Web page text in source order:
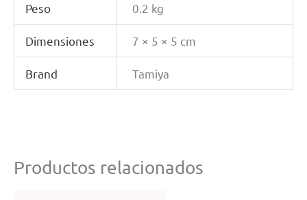
Peso 0.2 kg
Dimensiones 7 × 5 × 5 cm
Brand Tamiya
Productos relacionados